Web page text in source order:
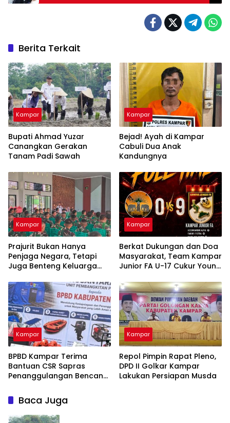
Berita Terkait
Kampar
Bupati Ahmad Yuzar
Canangkan Gerakan
Tanam Padi Sawah
Kampar
Bejad! Ayah di Kampar
Cabuli Dua Anak
Kandungnya
Kampar
Prajurit Bukan Hanya
Penjaga Negara, Tetapi
Juga Benteng Keluarga
Kampar
Berkat Dukungan dan Doa
Masyarakat, Team Kampar
Junior FA U-17 Cukur Young
Soeratin
Kampar
BPBD Kampar Terima
Bantuan CSR Sapras
Penanggulangan Bencana
Nusantara Power
Kampar
Repol Pimpin Rapat Pleno,
DPD II Golkar Kampar
Lakukan Persiapan Musda
Baca Juga